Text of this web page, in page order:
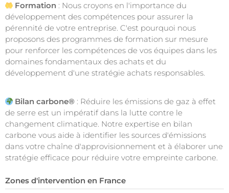
Formation : Nous croyons en l'importance du
développement des compétences pour assurer la
pérennité de votre entreprise. C'est pourquoi nous
proposons des programmes de formation sur mesure
pour renforcer les compétences de vos équipes dans les
domaines fondamentaux des achats et du
développement d'une stratégie achats responsables.
Bilan carbone® : Réduire les émissions de gaz à effet
de serre est un impératif dans la lutte contre le
changement climatique. Notre expertise en bilan
carbone vous aide à identifier les sources d'émissions
dans votre chaîne d'approvisionnement et à élaborer une
stratégie efficace pour réduire votre empreinte carbone.
Zones d'intervention en France